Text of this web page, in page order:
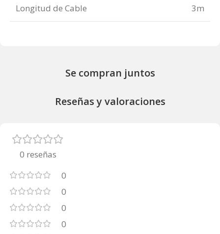
Longitud de Cable 3m
Se compran juntos
Reseñas y valoraciones
0 reseñas
0
0
0
0